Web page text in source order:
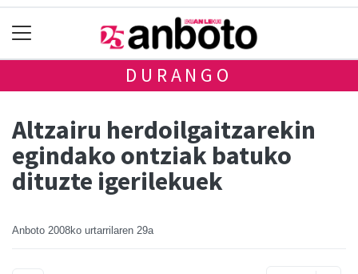
DURANGO
Altzairu herdoilgaitzarekin
egindako ontziak batuko
dituzte igerilekuek
Anboto 2008ko urtarrilaren 29a